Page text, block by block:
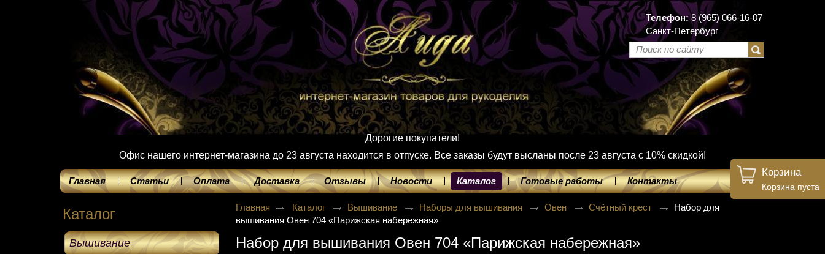
Телефон:8 (965) 066-16-07
Санкт-Петербург
Дорогие покупатели!
Офис нашего интернет-магазина до 23 августа находится в отпуске. Все заказы будут высланы после 23 августа с 10% скидкой!
Главная Статьи Оплата Доставка Отзывы Новости Каталог Готовые работы Контакты
Каталог
Вышивание
Корзина
Корзина пуста
Главная Каталог Вышивание Наборы для вышивания Овен Счётный крест
Набор для
вышивания Овен 704 «Парижская набережная»
Набор для вышивания Овен 704 «Парижская набережная»